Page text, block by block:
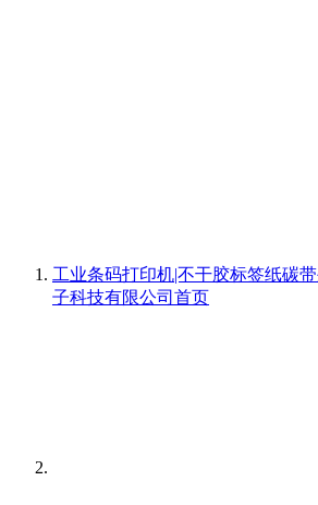
工业条码打印机|不干胶标签纸碳
子科技有限公司 首页